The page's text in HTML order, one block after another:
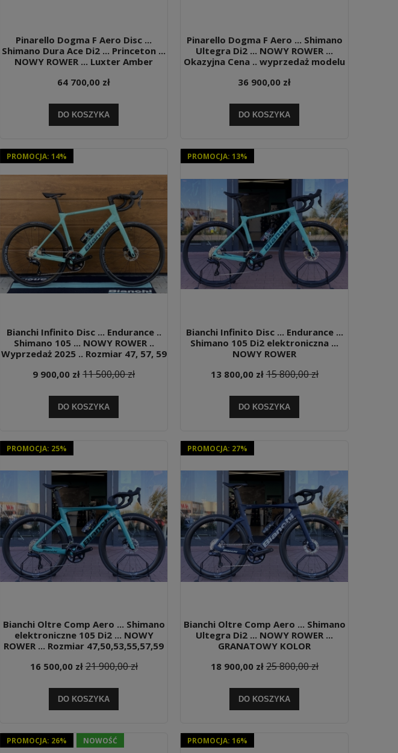
Pinarello Dogma F Aero Disc ...
Shimano Dura Ace Di2 ... Princeton ...
NOWY ROWER ... Luxter Amber
64 700,00 zł
DO KOSZYKA
Pinarello Dogma F Aero ... Shimano
Ultegra Di2 ... NOWY ROWER ...
Okazyjna Cena .. wyprzedaż modelu
36 900,00 zł
DO KOSZYKA
Bianchi Infinito Disc ... Endurance ..
Shimano 105 ... NOWY ROWER ..
Wyprzedaż 2025 .. Rozmiar 47, 57, 59
9 900,00 zł 11 500,00 zł
DO KOSZYKA
PROMOCJA: 14%
Bianchi Infinito Disc ... Endurance ...
Shimano 105 Di2 elektroniczna ...
NOWY ROWER
13 800,00 zł 15 800,00 zł
DO KOSZYKA
PROMOCJA: 13%
Bianchi Oltre Comp Aero ... Shimano
elektroniczne 105 Di2 ... NOWY
ROWER ... Rozmiar 47,50,53,55,57,59
16 500,00 zł 21 900,00 zł
DO KOSZYKA
PROMOCJA: 25%
Bianchi Oltre Comp Aero ... Shimano
Ultegra Di2 ... NOWY ROWER ...
GRANATOWY KOLOR
18 900,00 zł 25 800,00 zł
DO KOSZYKA
PROMOCJA: 27%
PROMOCJA: 26% NOWOŚĆ PROMOCJA: 16%